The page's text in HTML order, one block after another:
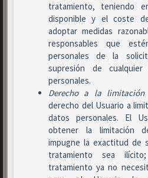
tratamiento, teniendo
disponible y el coste
adoptar medidas
responsables que
personales de la
supresión de
personales.
Derecho a la
derecho del Usuario a
datos personales. El
obtener la limitación
impugne la exactitud de
tratamiento sea
tratamiento ya no